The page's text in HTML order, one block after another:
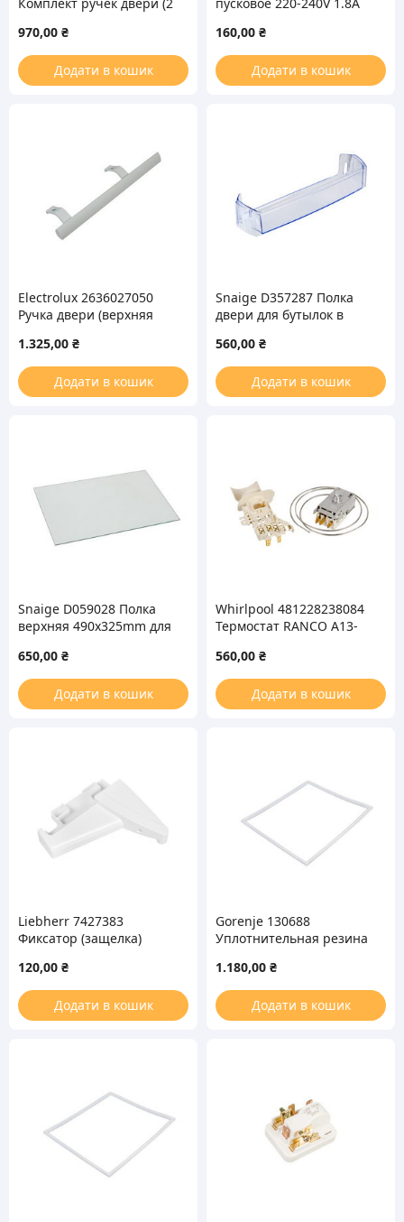
холодильников
970,00 ₴
Додати в кошик
160,00 ₴
Додати в кошик
Electrolux 2636027050
Ручка двери (верхняя
1.325,00 ₴
Додати в кошик
Snaige D357287 Полка
двери для бутылок в
560,00 ₴
Додати в кошик
Snaige D059028 Полка
верхняя 490x325mm для
(стеклянная, без
обрамления)
650,00 ₴
Додати в кошик
Whirlpool 481228238084
Термостат RANCO A13-
холодильника
560,00 ₴
Додати в кошик
Liebherr 7427383
Фиксатор (защелка)
холодильника
120,00 ₴
Додати в кошик
Gorenje 130688
Уплотнительная резина
холодильника (на
холодильную камеру)
1.180,00 ₴
Додати в кошик